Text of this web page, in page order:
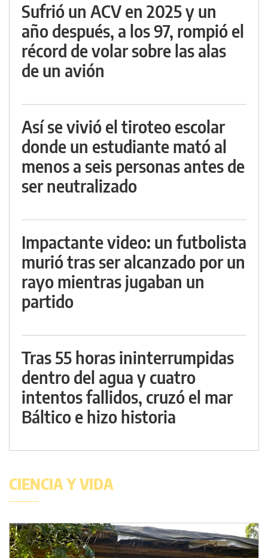
Sufrió un ACV en 2025 y un
año después, a los 97, rompió el
récord de volar sobre las alas
de un avión
Así se vivió el tiroteo escolar
donde un estudiante mató al
menos a seis personas antes de
ser neutralizado
Impactante video: un futbolista
murió tras ser alcanzado por un
rayo mientras jugaban un
partido
Tras 55 horas ininterrumpidas
dentro del agua y cuatro
intentos fallidos, cruzó el mar
Báltico e hizo historia
CIENCIA Y VIDA